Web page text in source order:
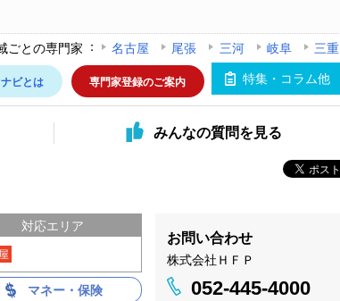
ごとの専門家 名古屋 尾張 三河 岐阜
三重
特集・コラム他
ビとは 専門家登録のご案内
みんなの質問を見る
お問い合わせ
株式会社ＨＦＰ
052-445-4000
対応エリア
マネー・保険